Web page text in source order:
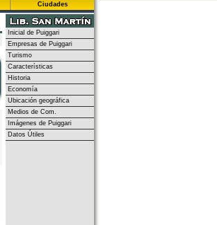
Ciudades
Inicial de Puiggari
Empresas de Puiggari
Turismo
Características
Historia
Economía
Ubicación geográfica
Medios de Com.
Imágenes de Puiggari
Datos Útiles